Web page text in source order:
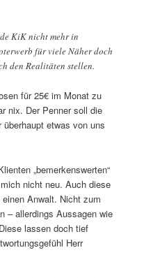
KiK nicht mehr in
für viele Näher doch
den Realitäten stellen.
für 25€ im Monat zu
nix. Der Penner soll die
etwas von uns
„bemerkenswerten“
nicht neu. Auch diese
Anwalt. Nicht zum
– allerdings Aussagen wie
lassen doch tief
Herr